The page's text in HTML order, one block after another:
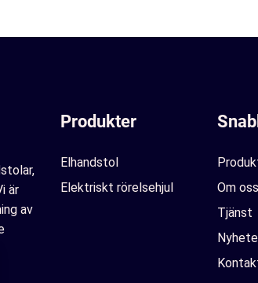
är
av
Produkter
Elhandstol
Elektriskt rörelsehjul
Om oss
Tjänst